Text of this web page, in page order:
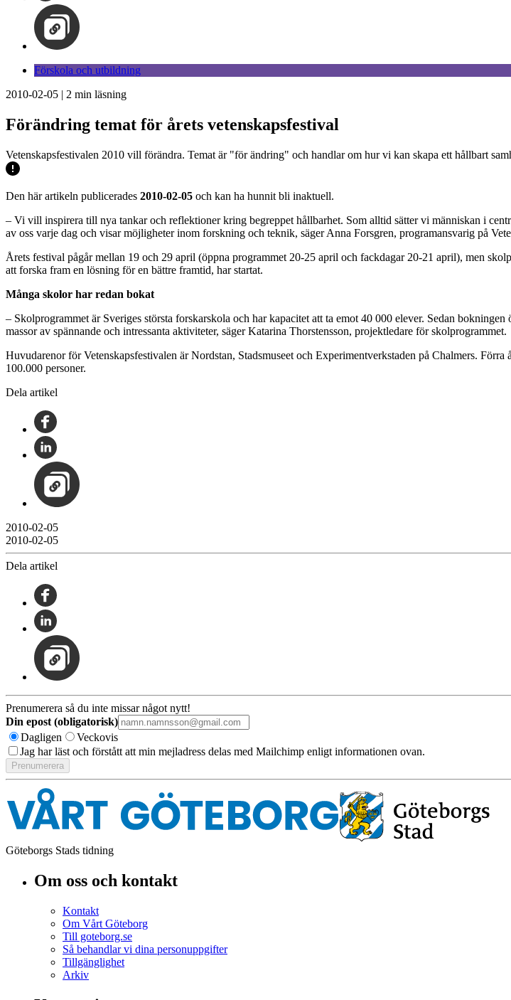
Förskola och utbildning
2010-02-05 | 2 min läsning
Förändring temat för årets vetenskapsfestival
Vetenskapsfestivalen 2010 vill förändra. Temat är "för ändring" och handlar om hur vi kan skapa ett hållbart
Den här artikeln publicerades 2010-02-05 och kan ha hunnit bli inaktuell.
– Vi vill inspirera till nya tankar och reflektioner kring begreppet hållbarhet. Som alltid sätter vi människan i
av oss varje dag och visar möjligheter inom forskning och teknik, säger Anna Forsgren, programansvarig på
Årets festival pågår mellan 19 och 29 april (öppna programmet 20-25 april och fackdagar 20-21 april), men
att forska fram en lösning för en bättre framtid, har startat.
Många skolor har redan bokat
– Skolprogrammet är Sveriges största forskarskola och har kapacitet att ta emot 40 000 elever. Sedan
massor av spännande och intressanta aktiviteter, säger Katarina Thorstensson, projektledare för skolprogrammet.
Huvudarenor för Vetenskapsfestivalen är Nordstan, Stadsmuseet och Experimentverkstaden på Chalmers.
100.000 personer.
Dela artikel
2010-02-05
2010-02-05
Dela artikel
Prenumerera så du inte missar något nytt!
Din epost (obligatorisk)
Dagligen
Veckovis
Jag har läst och förstått att min mejladress delas med Mailchimp enligt informationen ovan.
Göteborgs Stads tidning
Om oss och kontakt
Kontakt
Om Vårt Göteborg
Till goteborg.se
Så behandlar vi dina personuppgifter
Tillgänglighet
Arkiv